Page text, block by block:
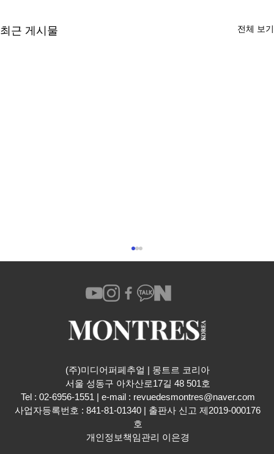
최근 게시물 전체 보기
스와치 x 블랑팡 바이오세라믹 스쿠바 피프
티 패덤즈 오션 오브 스톰
(주)미디어퍼페추얼 | 몽트르 코리아
​서울 성동구 아차산로17길 48 501호
Tel : 02-6956-1551 | e-mail : revuedesmontres@naver.com
사업자등록번호 : 841-81-01340 | 출판사 신고 제2019-000176
호
개인정보책임관리 이은경